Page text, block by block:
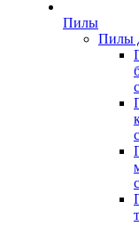
Пилы
Пилы